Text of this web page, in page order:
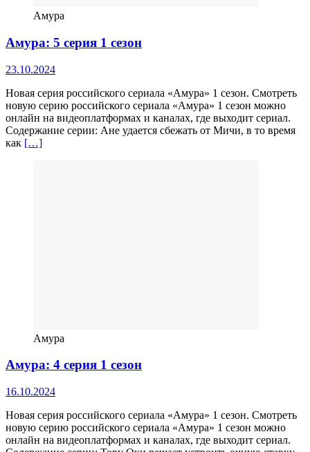
Амура
Амура: 5 серия 1 сезон
23.10.2024
Новая серия российского сериала «Амура» 1 сезон. Смотреть
новую серию российского сериала «Амура» 1 сезон можно
онлайн на видеоплатформах и каналах, где выходит сериал.
Содержание серии: Ане удается сбежать от Мичи, в то время
как […]
Амура
Амура: 4 серия 1 сезон
16.10.2024
Новая серия российского сериала «Амура» 1 сезон. Смотреть
новую серию российского сериала «Амура» 1 сезон можно
онлайн на видеоплатформах и каналах, где выходит сериал.